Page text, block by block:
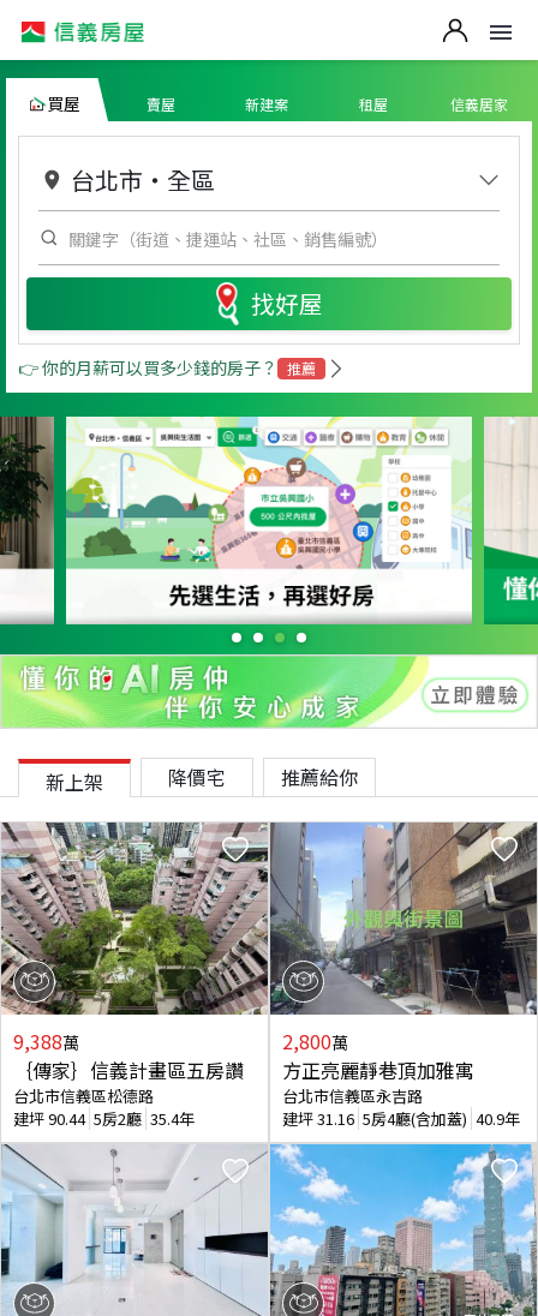
買屋 賣屋 新建案 租屋 信義居家
台北市 ・ 全區
找好屋
👉 你的月薪可以買多少錢的房子？ 推薦
新上架 降價宅 推薦給你
9,388萬
｛傳家｝信義計畫區五房讚
台北市信義區松德路
建坪90.44 5房2廳 35.4年
2,800萬
方正亮麗靜巷頂加雅寓
台北市信義區永吉路
建坪31.16 5房4廳(含加蓋) 40.9年